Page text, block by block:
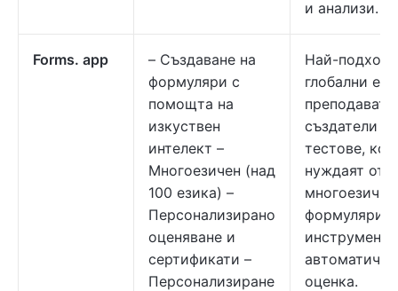
и анализи.
Forms. app
– Създаване на
формуляри с
помощта на
изкуствен
интелект –
Многоезичен (над
100 езика) –
Персонализирано
оценяване и
сертификати –
Персонализиране
Най-
глобални
създатели на
тестове,
нуждаят от
многоезични
формуляри и
автоматична
оценка.